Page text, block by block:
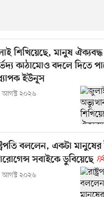
শিখিয়েছে, মানুষ
কাঠামোও বদলে দিতে
ইউনূস
আগস্ট ২০২৬
বললেন, একটা
সবাইকে ডুবিয়েছে
আগস্ট ২০২৬